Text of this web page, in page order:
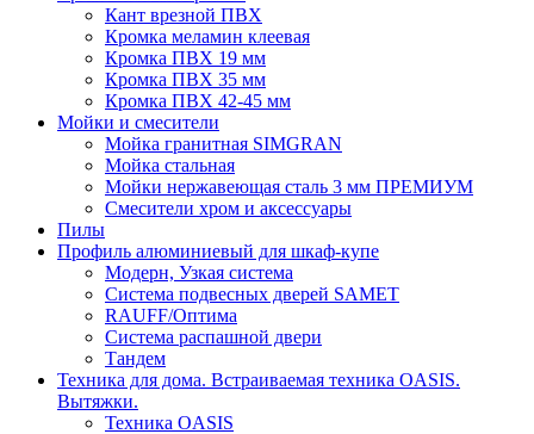
Кант врезной ПВХ
Кромка меламин клеевая
Кромка ПВХ 19 мм
Кромка ПВХ 35 мм
Кромка ПВХ 42-45 мм
Мойки и смесители
Мойка гранитная SIMGRAN
Мойка стальная
Мойки нержавеющая сталь 3 мм ПРЕМИУМ
Смесители хром и аксессуары
Пилы
Профиль алюминиевый для шкаф-купе
Модерн, Узкая система
Система подвесных дверей SAMET
RAUFF/Оптима
Система распашной двери
Тандем
Техника для дома. Встраиваемая техника OASIS.
Вытяжки.
Техника OASIS